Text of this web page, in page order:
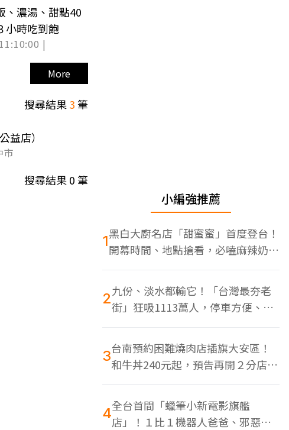
、濃湯、甜點40
小時吃到飽
|
More
搜尋結果3筆
益店）
市
搜尋結果0筆
小編強推薦
1黑白大廚名店「甜蜜蜜」首度登台！
開幕時間、地點搶看，必嗑麻辣奶油
蝦
2九份、淡水都輸它！「台灣最夯老
街」狂吸1113萬人，停車方便、特
色美食多
3台南預約困難燒肉店插旗大安區！
和牛丼240元起，預告再開２分店、
地點曝光
4全台首間「蠟筆小新電影旗艦
店」！１比１機器人爸爸、邪惡正